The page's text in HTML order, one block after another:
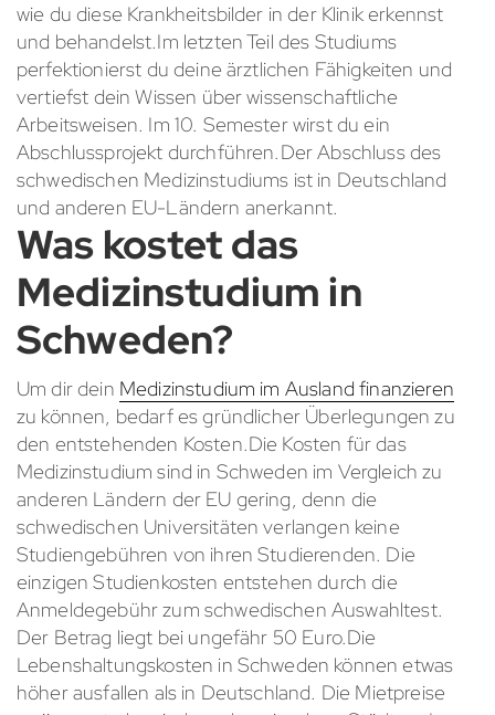
wie du diese Krankheitsbilder in der Klinik erkennst
und behandelst.Im letzten Teil des Studiums
perfektionierst du deine ärztlichen Fähigkeiten und
vertiefst dein Wissen über wissenschaftliche
Arbeitsweisen. Im 10. Semester wirst du ein
Abschlussprojekt durchführen.Der Abschluss des
schwedischen Medizinstudiums ist in Deutschland
und anderen EU-Ländern anerkannt.
Was kostet das
Medizinstudium in
Schweden?
Um dir dein Medizinstudium im Ausland finanzieren
zu können, bedarf es gründlicher Überlegungen zu
den entstehenden Kosten.Die Kosten für das
Medizinstudium sind in Schweden im Vergleich zu
anderen Ländern der EU gering, denn die
schwedischen Universitäten verlangen keine
Studiengebühren von ihren Studierenden. Die
einzigen Studienkosten entstehen durch die
Anmeldegebühr zum schwedischen Auswahltest.
Der Betrag liegt bei ungefähr 50 Euro.Die
Lebenshaltungskosten in Schweden können etwas
höher ausfallen als in Deutschland. Die Mietpreise